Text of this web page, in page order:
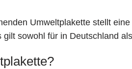
Umweltplakette stellt
gilt sowohl für in Deutschland